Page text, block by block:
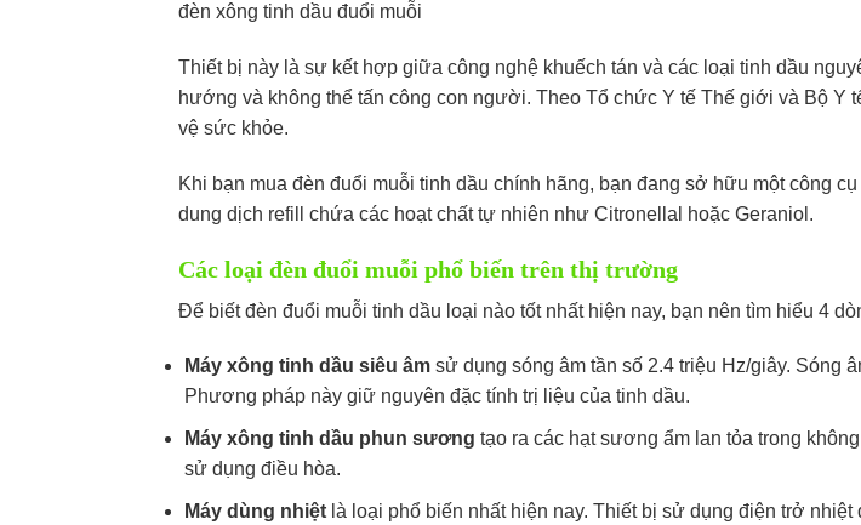
đèn xông tinh dầu đuổi muỗi
Thiết bị này là sự kết hợp giữa công nghệ khuếch tán và các loại tinh dầu
hướng và không thể tấn công con người. Theo Tổ chức Y tế Thế giới và Bộ Y
vệ sức khỏe.
Khi bạn mua đèn đuổi muỗi tinh dầu chính hãng, bạn đang sở hữu một công
dung dịch refill chứa các hoạt chất tự nhiên như Citronellal hoặc Geraniol.
Các loại đèn đuổi muỗi phổ biến trên thị trường
Để biết đèn đuổi muỗi tinh dầu loại nào tốt nhất hiện nay, bạn nên tìm hiểu 4
Máy xông tinh dầu siêu âm sử dụng sóng âm tần số 2.4 triệu Hz/giây. Sóng
Phương pháp này giữ nguyên đặc tính trị liệu của tinh dầu.
Máy xông tinh dầu phun sương tạo ra các hạt sương ẩm lan tỏa trong
sử dụng điều hòa.
Máy dùng nhiệt là loại phổ biến nhất hiện nay. Thiết bị sử dụng điện trở